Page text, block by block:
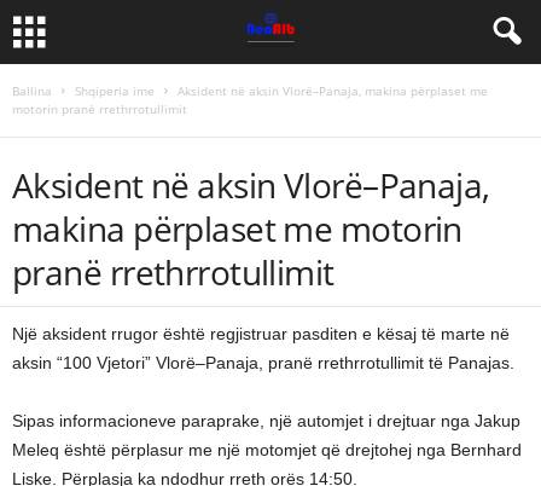
Ballina Shqiperia ime
Aksident në aksin Vlorë–Panaja, makina përplaset me
motorin pranë rrethrrotullimit
Aksident në aksin Vlorë–Panaja,
makina përplaset me motorin
pranë rrethrrotullimit
Një aksident rrugor është regjistruar pasditen e kësaj të marte në
aksin “100 Vjetori” Vlorë–Panaja, pranë rrethrrotullimit të Panajas.
Sipas informacioneve paraprake, një automjet i drejtuar nga Jakup
Meleq është përplasur me një motomjet që drejtohej nga Bernhard
Liske. Përplasja ka ndodhur rreth orës 14:50.